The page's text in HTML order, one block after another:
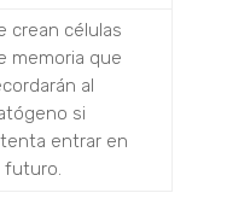
crean células
memoria que
al
si
entrar en
futuro.